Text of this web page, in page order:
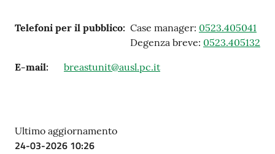
Telefoni per il pubblico: Case manager: 0523.405041
Degenza breve: 0523.405132
E-mail: breastunit@ausl.pc.it
Ultimo aggiornamento
24-03-2026 10:26